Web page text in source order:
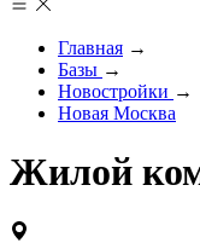
Главная →
Базы →
Новостройки →
Новая Москва
Жилой